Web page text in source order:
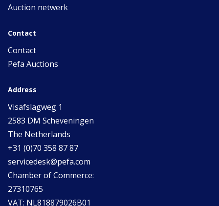
Auction netwerk
Contact
Contact
Pefa Auctions
Address
Visafslagweg 1
2583 DM Scheveningen
The Netherlands
+31 (0)70 358 87 87
servicedesk@pefa.com
Chamber of Commerce:
27310765
VAT: NL818879026B01